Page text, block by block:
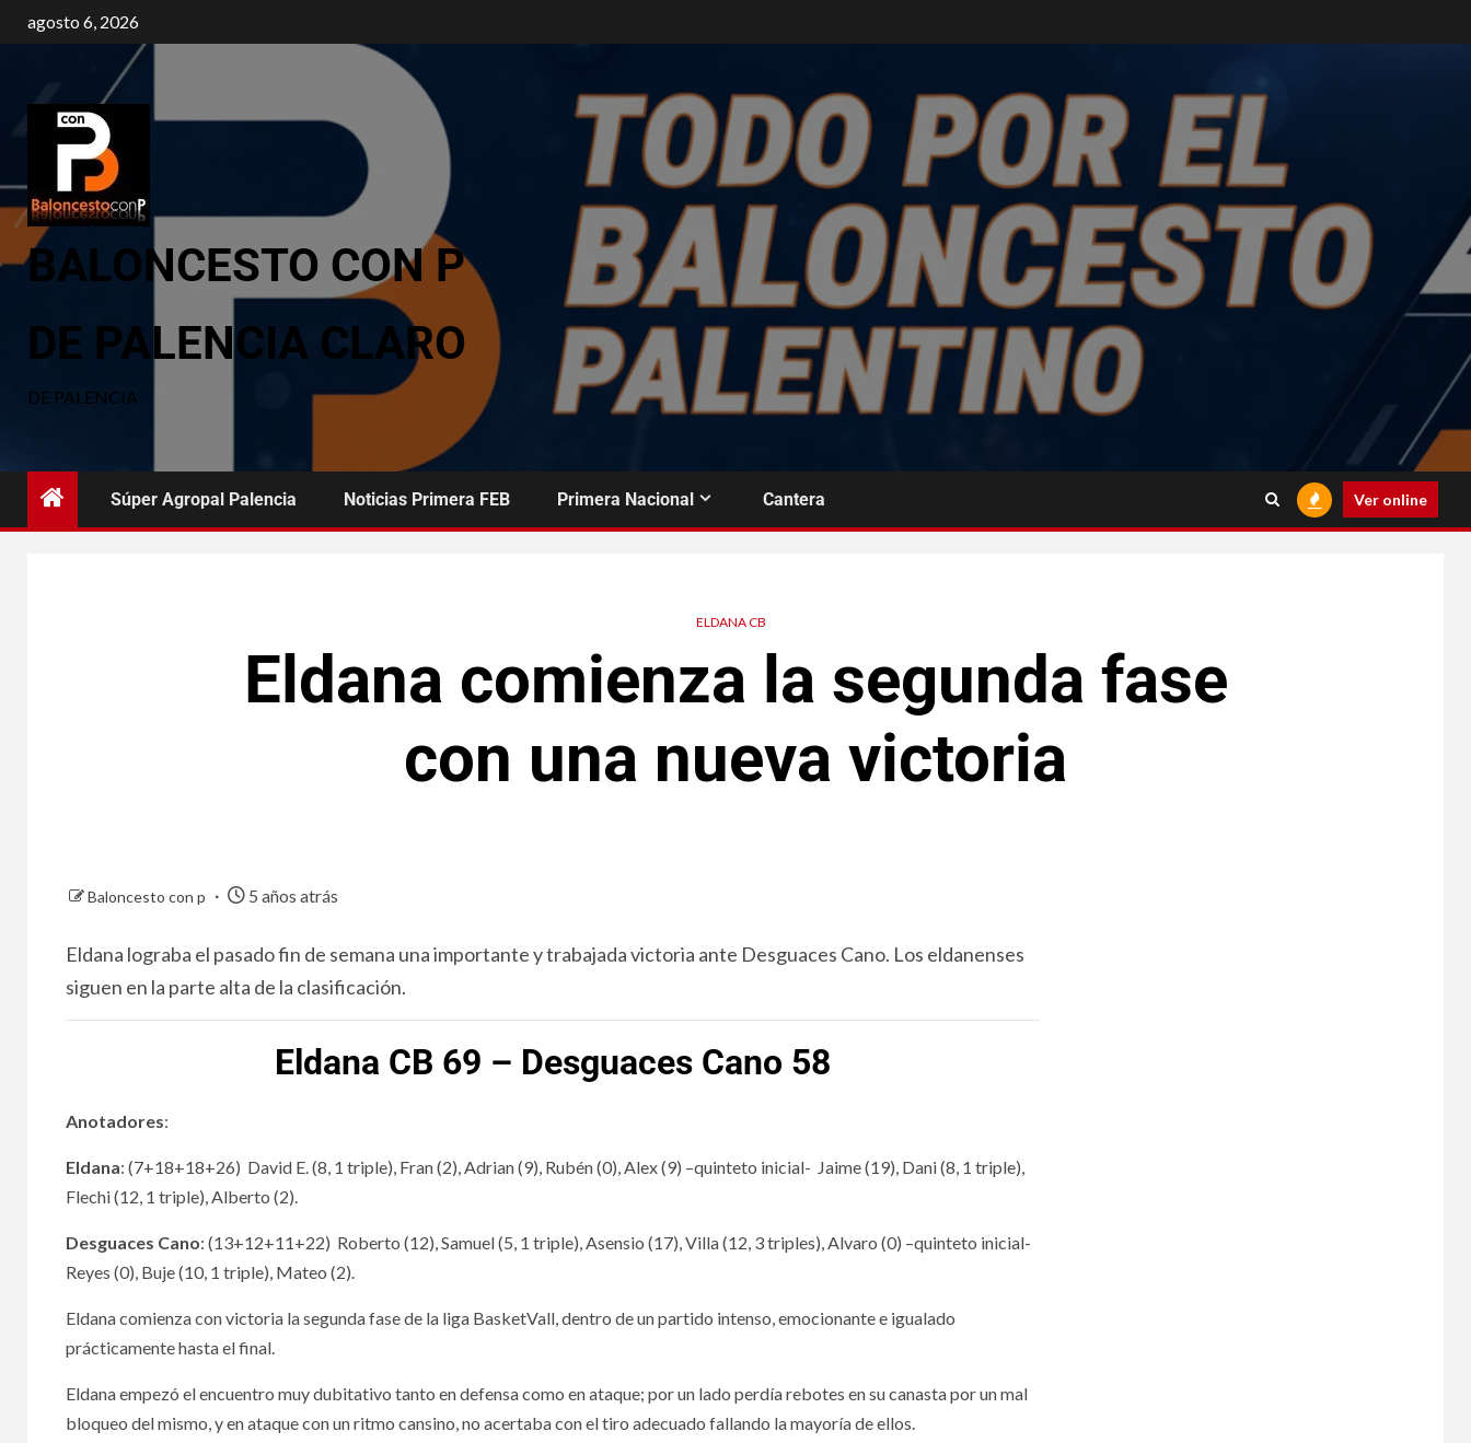
agosto 6, 2026
BALONCESTO CON P
DE PALENCIA CLARO
DE PALENCIA
Súper Agropal Palencia Noticias Primera FEB Primera Nacional Cantera Ver online
ELDANA CB
Eldana comienza la segunda fase
con una nueva victoria
Baloncesto con p 5 años atrás
Eldana lograba el pasado fin de semana una importante y trabajada victoria ante Desguaces Cano. Los eldanenses
siguen en la parte alta de la clasificación.
Eldana CB 69 – Desguaces Cano 58
Anotadores:
Eldana: (7+18+18+26) David E. (8, 1 triple), Fran (2), Adrian (9), Rubén (0), Alex (9) –quinteto inicial- Jaime (19), Dani (8, 1 triple),
Flechi (12, 1 triple), Alberto (2).
Desguaces Cano: (13+12+11+22) Roberto (12), Samuel (5, 1 triple), Asensio (17), Villa (12, 3 triples), Alvaro (0) –quinteto inicial-
Reyes (0), Buje (10, 1 triple), Mateo (2).
Eldana comienza con victoria la segunda fase de la liga BasketVall, dentro de un partido intenso, emocionante e igualado
prácticamente hasta el final.
Eldana empezó el encuentro muy dubitativo tanto en defensa como en ataque; por un lado perdía rebotes en su canasta por un mal
bloqueo del mismo, y en ataque con un ritmo cansino, no acertaba con el tiro adecuado fallando la mayoría de ellos.